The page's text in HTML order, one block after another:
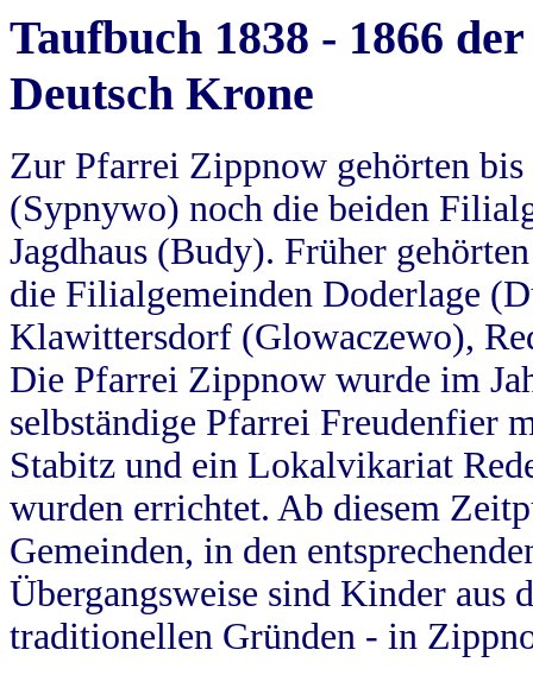
Taufbuch 1838 - 1866
Deutsch Krone
Zur Pfarrei Zippnow gehörten
(Sypnywo) noch die beiden
Jagdhaus (Budy). Früher
die Filialgemeinden Doderlage
Klawittersdorf (Glowaczewo),
Die Pfarrei Zippnow wurde im
selbständige Pfarrei Freudenfier
Stabitz und ein Lokalvikariat
wurden errichtet. Ab diesem
Gemeinden, in den
Übergangsweise sind Kinder aus
traditionellen Gründen - in